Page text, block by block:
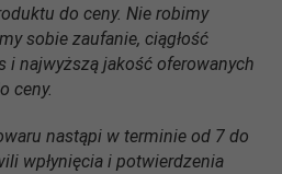
do ceny. Nie robimy
sobie zaufanie, ciągłość
i najwyższą jakość oferowanych
ceny.
nastąpi w terminie od 7 do
wpłynięcia i potwierdzenia